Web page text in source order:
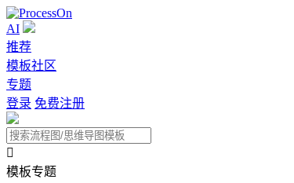
AI
推荐
模板社区
专题
登录 免费注册

模板专题